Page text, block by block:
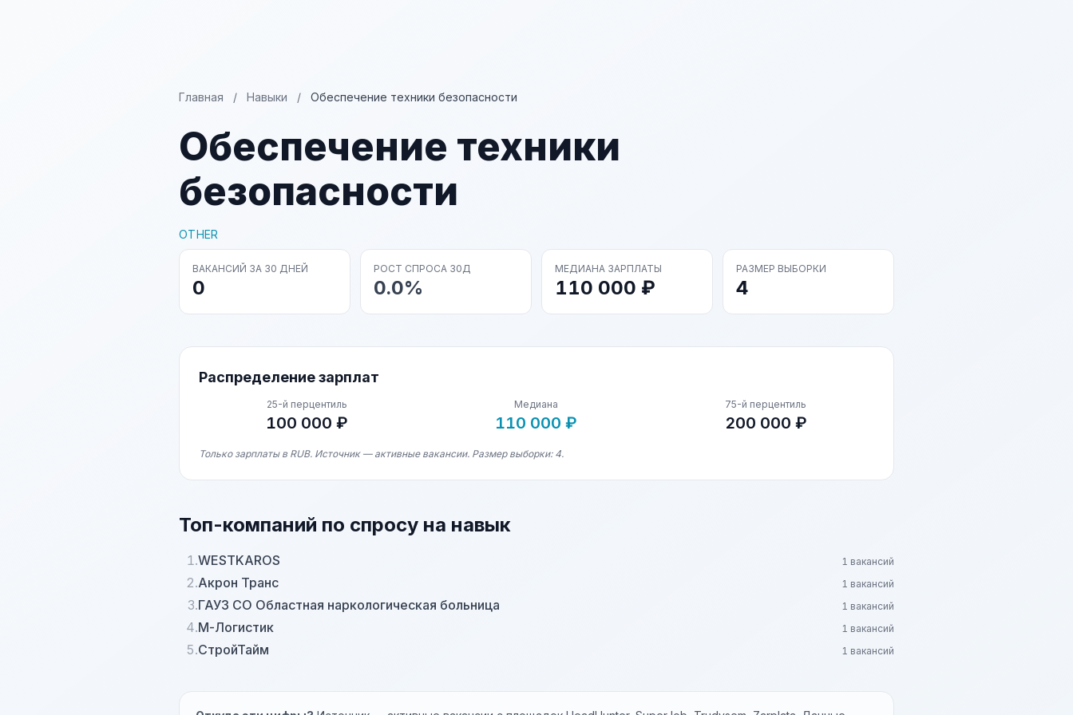
Главная / Навыки / Обеспечение техники безопасности
Обеспечение техники
безопасности
OTHER
ВАКАНСИЙ ЗА 30 ДНЕЙ
0
РОСТ СПРОСА 30Д
0.0%
МЕДИАНА ЗАРПЛАТЫ
110 000 ₽
РАЗМЕР ВЫБОРКИ
4
Распределение зарплат
25-й перцентиль
100 000 ₽
Медиана
110 000 ₽
75-й перцентиль
200 000 ₽
Только зарплаты в RUB. Источник — активные вакансии. Размер выборки: 4.
Топ-компаний по спросу на навык
1.WESTKAROS 1 вакансий
2.Акрон Транс 1 вакансий
3.ГАУЗ СО Областная наркологическая больница 1 вакансий
4.М-Логистик 1 вакансий
5.СтройТайм 1 вакансий